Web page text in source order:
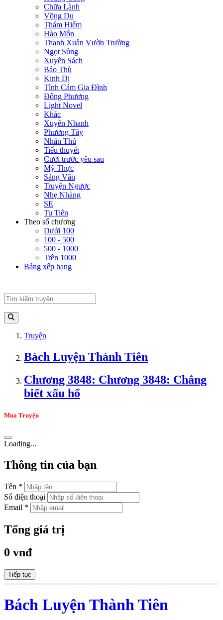
Chữa Lành
Võng Du
Thám Hiểm
Hào Môn
Thanh Xuân Vườn Trường
Ngọt Sủng
Xuyên Sách
Báo Thù
Kinh Dị
Tình Cảm Gia Đình
Đông Phương
Light Novel
Khác
Xuyên Nhanh
Phương Tây
Nhân Thú
Tiểu thuyết
Cưới trước yêu sau
Mỹ Thực
Sảng Văn
Truyện Ngược
Nhẹ Nhàng
SE
Tu Tiên
Theo số chương
Dưới 100
100 - 500
500 - 1000
Trên 1000
Bảng xếp hạng
Truyện
Bách Luyện Thành Tiên
Chương 3848: Chương 3848: Chẳng
biết xấu hổ
Mua Truyện
Loading...
Thông tin của bạn
Tên *
Số điện thoại
Email *
Tổng giá trị
0 vnđ
Tiếp tục
Bách Luyện Thành Tiên